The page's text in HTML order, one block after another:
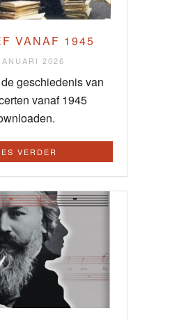
VANAF 1945
2026
geschiedenis van
vanaf 1945
VERDER